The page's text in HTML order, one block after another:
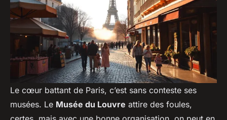
Le cœur battant de Paris, c’est sans conteste ses
musées. Le Musée du Louvre attire des foules,